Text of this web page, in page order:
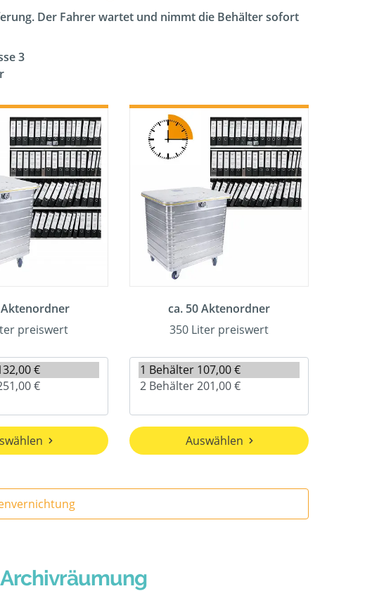
Der Fahrer wartet und nimmt die Behälter sofort
3
Aktenordner
preiswert
ca. 50 Aktenordner
350 Liter preiswert
Auswählen